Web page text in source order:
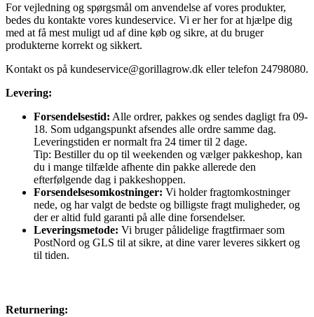
For vejledning og spørgsmål om anvendelse af vores produkter,
bedes du kontakte vores kundeservice. Vi er her for at hjælpe dig
med at få mest muligt ud af dine køb og sikre, at du bruger
produkterne korrekt og sikkert.
Kontakt os på kundeservice@gorillagrow.dk eller telefon 24798080.
Levering:
Forsendelsestid: Alle ordrer, pakkes og sendes dagligt fra 09-
18. Som udgangspunkt afsendes alle ordre samme dag.
Leveringstiden er normalt fra 24 timer til 2 dage.
Tip: Bestiller du op til weekenden og vælger pakkeshop, kan
du i mange tilfælde afhente din pakke allerede den
efterfølgende dag i pakkeshoppen.
Forsendelsesomkostninger: Vi holder fragtomkostninger
nede, og har valgt de bedste og billigste fragt muligheder, og
der er altid fuld garanti på alle dine forsendelser.
Leveringsmetode: Vi bruger pålidelige fragtfirmaer som
PostNord og GLS til at sikre, at dine varer leveres sikkert og
til tiden.
Returnering: